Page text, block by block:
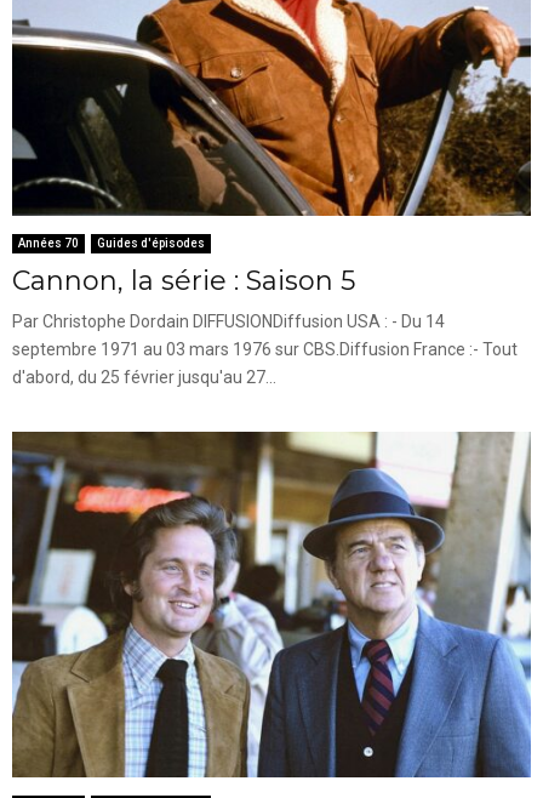
Années 70 Guides d'épisodes
Cannon, la série : Saison 5
Par Christophe Dordain DIFFUSIONDiffusion USA : - Du 14
septembre 1971 au 03 mars 1976 sur CBS.Diffusion France :- Tout
d'abord, du 25 février jusqu'au 27...